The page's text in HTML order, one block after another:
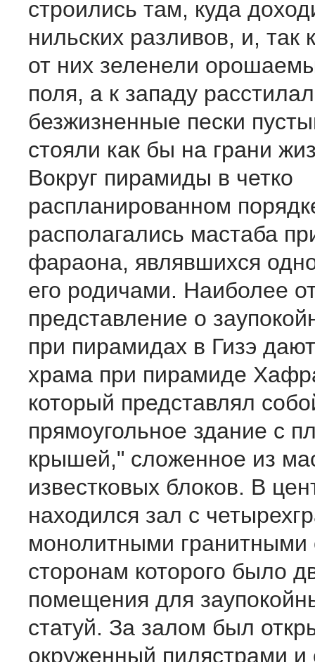
строились там, куда
нильских разливов, и, так
от них зеленели
поля, а к западу
безжизненные пески
стояли как бы на грани
Вокруг пирамиды в четко
распланированном
располагались мастаба
фараона, являвшихся
его родичами. Наиболее
представление о
при пирамидах в Гизэ
храма при пирамиде
который представлял
прямоугольное здание с
крышей," сложенное из
известковых блоков. В
находился зал с
монолитными гранитными
сторонам которого было
помещения для
статуй. За залом был
окруженный пилястрами и